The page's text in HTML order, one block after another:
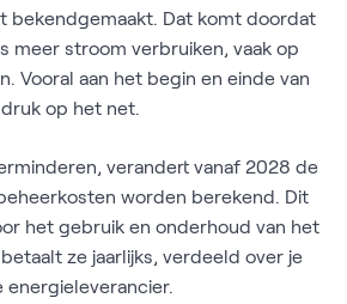
bekendgemaakt. Dat komt doordat
meer stroom verbruiken, vaak op
Vooral aan het begin en einde van
op het net.
verandert vanaf 2028 de
worden berekend. Dit
het gebruik en onderhoud van het
ze jaarlijks, verdeeld over je
energieleverancier.